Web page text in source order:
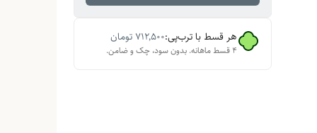
هر قسط با ترب‌پی:۷۱۲٬۵۰۰ تومان
۴ قسط ماهانه. بدون سود، چک و ضامن.